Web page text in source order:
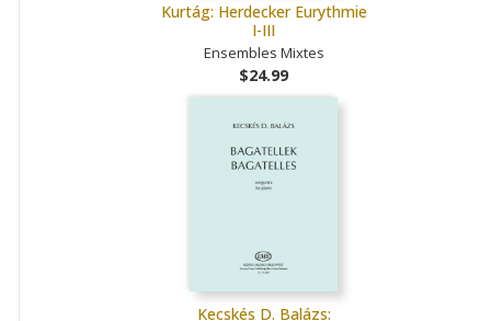
Kurtág: Herdecker Eurythmie
I-III
Ensembles Mixtes
$24.99
Kecskés D. Balázs: